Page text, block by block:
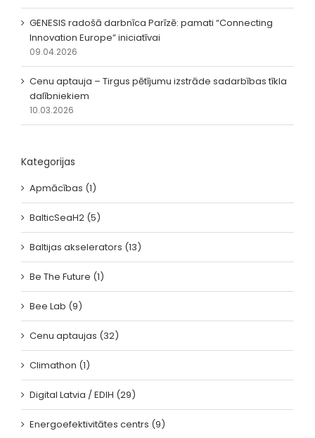
GENESIS radošā darbnīca Parīzē: pamati “Connecting
Innovation Europe” iniciatīvai
09.04.2026
Cenu aptauja – Tirgus pētījumu izstrāde sadarbības tīkla
dalībniekiem
10.03.2026
Kategorijas
Apmācības (1)
BalticSeaH2 (5)
Baltijas akselerators (13)
Be The Future (1)
Bee Lab (9)
Cenu aptaujas (32)
Climathon (1)
Digital Latvia / EDIH (29)
Energoefektivitātes centrs (9)